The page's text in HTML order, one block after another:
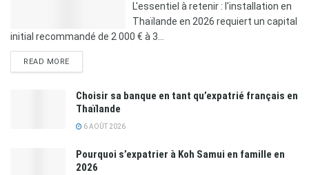
L'essentiel à retenir : l'installation en
Thaïlande en 2026 requiert un capital
initial recommandé de 2 000 € à 3...
READ MORE
Choisir sa banque en tant qu’expatrié français en
Thaïlande
6 AOÛT 2026
Pourquoi s’expatrier à Koh Samui en famille en
2026